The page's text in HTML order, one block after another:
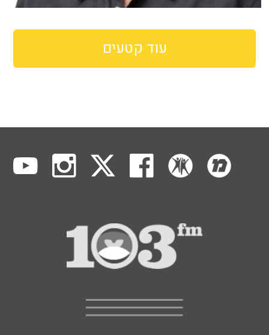
עוד קטעים